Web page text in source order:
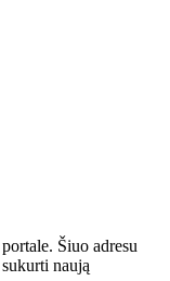
Šiuo adresu
naują